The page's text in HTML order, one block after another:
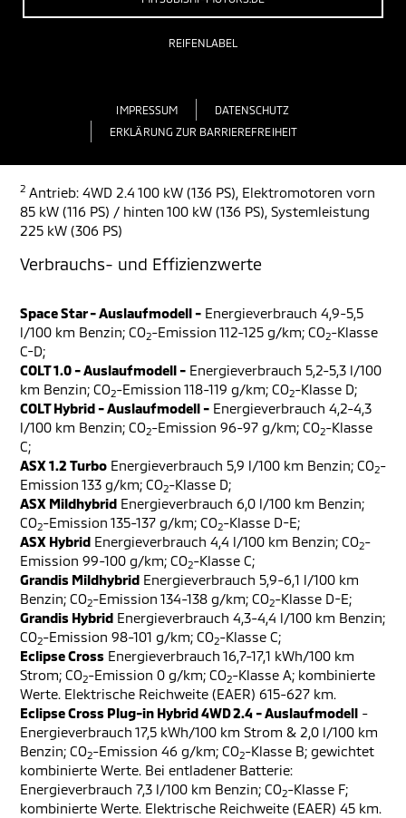
REIFENLABEL
IMPRESSUM
DATENSCHUTZ
ERKLÄRUNG ZUR BARRIEREFREIHEIT
2 Antrieb: 4WD 2.4 100 kW (136 PS), Elektromotoren vorn
85 kW (116 PS) / hinten 100 kW (136 PS), Systemleistung
225 kW (306 PS)
Verbrauchs- und Effizienzwerte
Space Star - Auslaufmodell - Energieverbrauch 4,9-5,5
l/100 km Benzin; CO2-Emission 112-125 g/km; CO2-Klasse
C-D;
COLT 1.0 - Auslaufmodell - Energieverbrauch 5,2-5,3 l/100
km Benzin; CO2-Emission 118-119 g/km; CO2-Klasse D;
COLT Hybrid - Auslaufmodell - Energieverbrauch 4,2-4,3
l/100 km Benzin; CO2-Emission 96-97 g/km; CO2-Klasse
C;
ASX 1.2 Turbo Energieverbrauch 5,9 l/100 km Benzin; CO2-
Emission 133 g/km; CO2-Klasse D;
ASX Mildhybrid Energieverbrauch 6,0 l/100 km Benzin;
CO2-Emission 135-137 g/km; CO2-Klasse D-E;
ASX Hybrid Energieverbrauch 4,4 l/100 km Benzin; CO2-
Emission 99-100 g/km; CO2-Klasse C;
Grandis Mildhybrid Energieverbrauch 5,9-6,1 l/100 km
Benzin; CO2-Emission 134-138 g/km; CO2-Klasse D-E;
Grandis Hybrid Energieverbrauch 4,3-4,4 l/100 km Benzin;
CO2-Emission 98-101 g/km; CO2-Klasse C;
Eclipse Cross Energieverbrauch 16,7-17,1 kWh/100 km
Strom; CO2-Emission 0 g/km; CO2-Klasse A; kombinierte
Werte. Elektrische Reichweite (EAER) 615-627 km.
Eclipse Cross Plug-in Hybrid 4WD 2.4 - Auslaufmodell -
Energieverbrauch 17,5 kWh/100 km Strom & 2,0 l/100 km
Benzin; CO2-Emission 46 g/km; CO2-Klasse B; gewichtet
kombinierte Werte. Bei entladener Batterie:
Energieverbrauch 7,3 l/100 km Benzin; CO2-Klasse F;
kombinierte Werte. Elektrische Reichweite (EAER) 45 km.